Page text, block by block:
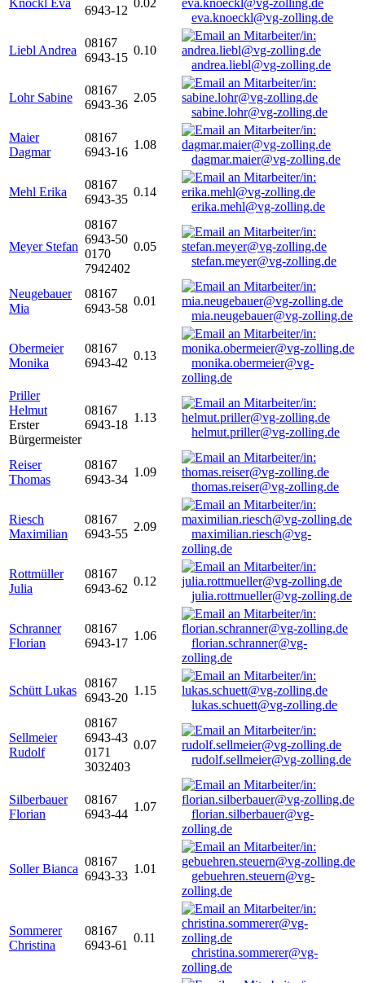
Knöckl Eva
6943-12
0.02
eva.knoeckl@vg-zolling.de
Liebl Andrea
08167
6943-15
0.10
andrea.liebl@vg-zolling.de
Lohr Sabine
08167
6943-36
2.05
sabine.lohr@vg-zolling.de
Maier
Dagmar
08167
6943-16
1.08
dagmar.maier@vg-zolling.de
Mehl Erika
08167
6943-35
0.14
erika.mehl@vg-zolling.de
Meyer Stefan
08167
6943-50
0170
7942402
0.05
stefan.meyer@vg-zolling.de
Neugebauer
Mia
08167
6943-58
0.01
mia.neugebauer@vg-zolling.de
Obermeier
Monika
08167
6943-42
0.13
monika.obermeier@vg-
zolling.de
Priller
Helmut
Erster
Bürgermeister
08167
6943-18
1.13
helmut.priller@vg-zolling.de
Reiser
Thomas
08167
6943-34
1.09
thomas.reiser@vg-zolling.de
Riesch
Maximilian
08167
6943-55
2.09
maximilian.riesch@vg-
zolling.de
Rottmüller
Julia
08167
6943-62
0.12
julia.rottmueller@vg-zolling.de
Schranner
Florian
08167
6943-17
1.06
florian.schranner@vg-
zolling.de
Schütt Lukas
08167
6943-20
1.15
lukas.schuett@vg-zolling.de
Sellmeier
Rudolf
08167
6943-43
0171
3032403
0.07
rudolf.sellmeier@vg-zolling.de
Silberbauer
Florian
08167
6943-44
1.07
florian.silberbauer@vg-
zolling.de
Soller Bianca
08167
6943-33
1.01
gebuehren.steuern@vg-
zolling.de
Sommerer
Christina
08167
6943-61
0.11
christina.sommerer@vg-
zolling.de